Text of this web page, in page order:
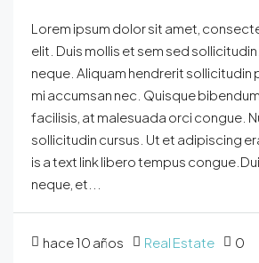
Lorem ipsum dolor sit amet,
elit. Duis mollis et sem sed
neque. Aliquam hendrerit sollicitudin
mi accumsan nec. Quisque
facilisis, at malesuada orci congue.
sollicitudin cursus. Ut et adipiscing
is a text link libero tempus
neque, et...
hace 10 años Real Estate 0